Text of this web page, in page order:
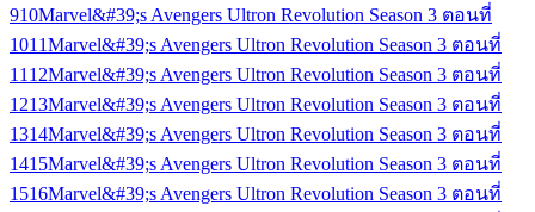
910Marvel&#39;s Avengers Ultron Revolution Season 3 ตอนที่
1011Marvel&#39;s Avengers Ultron Revolution Season 3 ตอนที่
11 12Marvel&#39;s Avengers Ultron Revolution Season 3 ตอนที่
1213Marvel&#39;s Avengers Ultron Revolution Season 3 ตอนที่
1314Marvel&#39;s Avengers Ultron Revolution Season 3 ตอนที่
1415Marvel&#39;s Avengers Ultron Revolution Season 3 ตอนที่
1516Marvel&#39;s Avengers Ultron Revolution Season 3 ตอนที่